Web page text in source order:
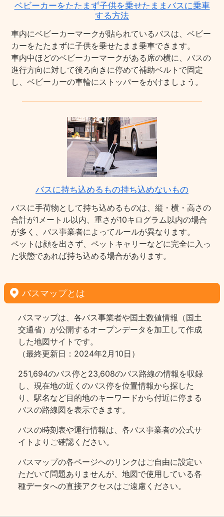
ベビーカーをたたまず子供を乗せたままバスに乗車
する方法
車内にベビーカーマークが貼られているバスは、ベビー
カーをたたまずに子供を乗せたまま乗車できます。
車内中ほどのベビーカーマークがある席の横に、バスの
進行方向に対して後ろ向きに停めて補助ベルトで固定
し、ベビーカーの車輪にストッパーをかけましょう。
バスに持ち込めるもの持ち込めないもの
バスに手荷物として持ち込めるものは、縦・横・高さの
合計が1メートル以内、重さが10キログラム以内の場合
が多く、バス事業者によってルールが異なります。
ペットは顔を出さず、ペットキャリーなどに完全に入っ
た状態であれば持ち込める場合があります。
バスマップとは
バスマップは、各バス事業者や国土数値情報（国土
交通省）が公開するオープンデータを加工して作成
した地図サイトです。
（最終更新日：2024年2月10日）
251,694のバス停と23,608のバス路線の情報を収録
し、現在地の近くのバス停を位置情報から探した
り、駅名など目的地のキーワードから付近に停まる
バスの路線図を表示できます。
バスの時刻表や運行情報は、各バス事業者の公式サ
イトよりご確認ください。
バスマップの各ページヘのリンクはご自由に設定い
ただいて問題ありませんが、地図で使用している各
種データへの直接アクセスはご遠慮ください。